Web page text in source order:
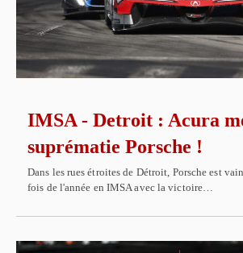
IMSA - Detroit : Acura
suprématie Porsche !
Dans les rues étroites de Détroit, Porsche est
fois de l'année en IMSA avec la victoire…